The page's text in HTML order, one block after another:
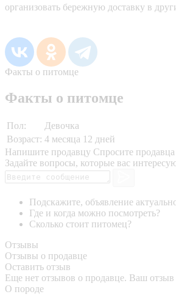
организовать бережную доставку в
Факты о питомце
Факты о питомце
Пол:
Девочка
Возраст: 4 месяца 12 дней
Напишите продавцу Спросите продавца
Задайте вопросы, которые вас
Подскажите, объявление
Где и когда можно посмотреть?
Сколько стоит питомец?
Отзывы
Отзывы о продавце
Оставить отзыв
Еще нет отзывов о продавце. Ваш отзыв
О породе